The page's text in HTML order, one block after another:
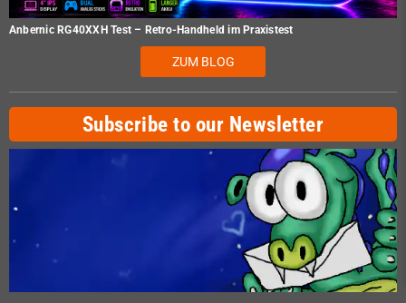
Anbernic RG40XXH Test – Retro-Handheld im Praxistest
ZUM BLOG
Subscribe to our Newsletter